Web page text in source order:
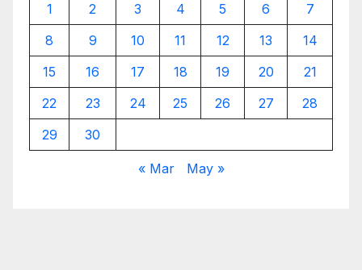
1 2 3 4 5 6
7
8
9 10 11 12 13
14
15
16 17 18 19 20
21
22
23 24 25 26 27
28
29
30
« Mar May »